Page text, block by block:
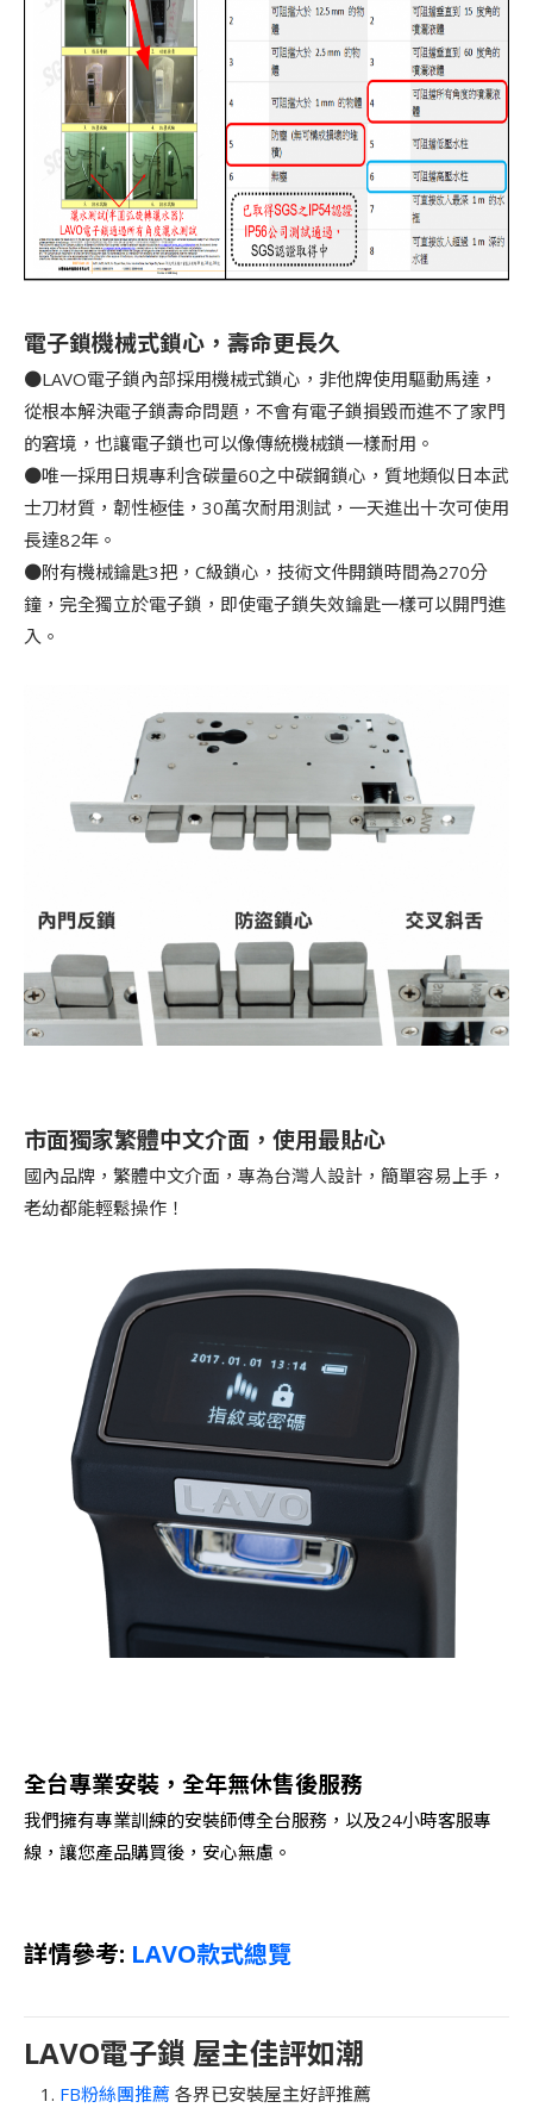
電子鎖機械式鎖心，壽命更長久
●LAVO電子鎖內部採用機械式鎖心，非他牌使用驅動馬達，
從根本解決電子鎖壽命問題，不會有電子鎖損毀而進不了家門
的窘境，也讓電子鎖也可以像傳統機械鎖一樣耐用。
●唯一採用日規專利含碳量60之中碳鋼鎖心，質地類似日本武
士刀材質，韌性極佳，30萬次耐用測試，一天進出十次可使用
長達82年。
●附有機械鑰匙3把，C級鎖心，技術文件開鎖時間為270分
鐘，完全獨立於電子鎖，即使電子鎖失效鑰匙一樣可以開門進
入。
市面獨家繁體中文介面，使用最貼心
國內品牌，繁體中文介面，專為台灣人設計，簡單容易上手，
老幼都能輕鬆操作！
全台專業安裝，全年無休售後服務
我們擁有專業訓練的安裝師傅全台服務，以及24小時客服專
線，讓您產品購買後，安心無慮。
詳情參考: LAVO款式總覽
LAVO電子鎖 屋主佳評如潮
FB粉絲團推薦 各界已安裝屋主好評推薦